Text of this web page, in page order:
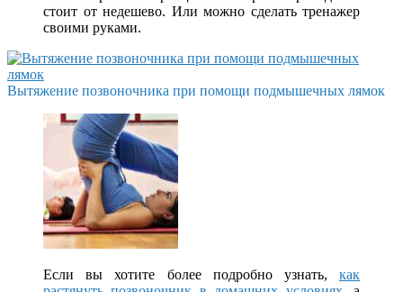
стоит от недешево. Или можно сделать тренажер
своими руками.
Вытяжение позвоночника при помощи подмышечных лямок
Если вы хотите более подробно узнать, как